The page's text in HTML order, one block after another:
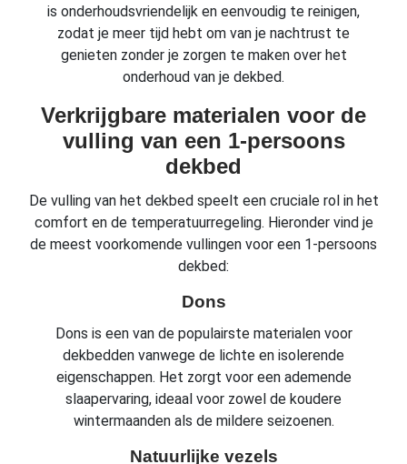
is onderhoudsvriendelijk en eenvoudig te reinigen,
zodat je meer tijd hebt om van je nachtrust te
genieten zonder je zorgen te maken over het
onderhoud van je dekbed.
Verkrijgbare materialen voor de
vulling van een 1-persoons
dekbed
De vulling van het dekbed speelt een cruciale rol in het
comfort en de temperatuurregeling. Hieronder vind je
de meest voorkomende vullingen voor een 1-persoons
dekbed:
Dons
Dons is een van de populairste materialen voor
dekbedden vanwege de lichte en isolerende
eigenschappen. Het zorgt voor een ademende
slaapervaring, ideaal voor zowel de koudere
wintermaanden als de mildere seizoenen.
Natuurlijke vezels